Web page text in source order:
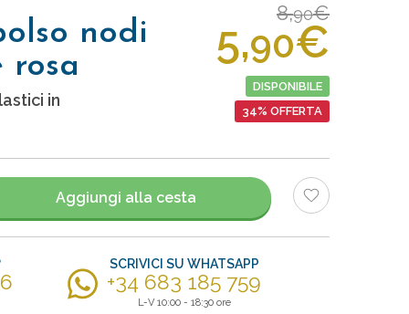
nodi
rosa
in
8,90€
5,90€
DISPONIBILE
34% OFFERTA
Aggiungi alla cesta
SCRIVICI SU WHATSAPP
+34 683 185 759
L-V 10:00 - 18:30 ore